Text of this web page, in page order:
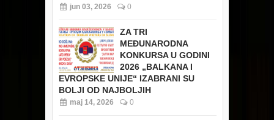
jun 03, 2026 0
ZA TRI
MEĐUNARODNA
KONKURSA U GODINI
2026 „BALKANA I
EVROPSKE UNIJE“ IZABRANI SU
BOLJI OD NAJBOLJIH
maj 14, 2026 0